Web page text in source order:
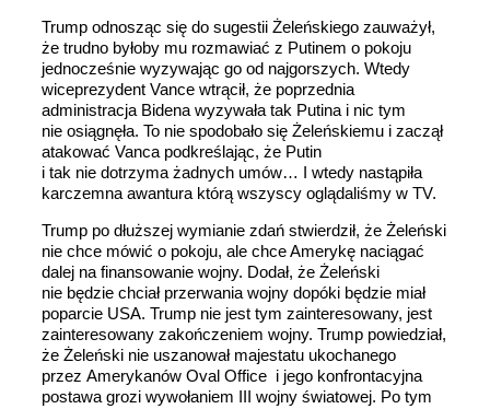
Trump odnosząc się do sugestii Żeleńskiego zauważył,
że trudno byłoby mu rozmawiać z Putinem o pokoju
jednocześnie wyzywając go od najgorszych. Wtedy
wiceprezydent Vance wtrącił, że poprzednia
administracja Bidena wyzywała tak Putina i nic tym
nie osiągnęła. To nie spodobało się Żeleńskiemu i zaczął
atakować Vanca podkreślając, że Putin
i tak nie dotrzyma żadnych umów… I wtedy nastąpiła
karczemna awantura którą wszyscy oglądaliśmy w TV.
Trump po dłuższej wymianie zdań stwierdził, że Żeleński
nie chce mówić o pokoju, ale chce Amerykę naciągać
dalej na finansowanie wojny. Dodał, że Żeleński
nie będzie chciał przerwania wojny dopóki będzie miał
poparcie USA. Trump nie jest tym zainteresowany, jest
zainteresowany zakończeniem wojny. Trump powiedział,
że Żeleński nie uszanował majestatu ukochanego
przez Amerykanów Oval Office i jego konfrontacyjna
postawa grozi wywołaniem III wojny światowej. Po tym